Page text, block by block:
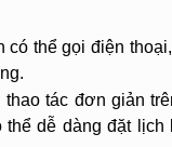
có thể gọi điện
tác đơn giản
dễ dàng đặt